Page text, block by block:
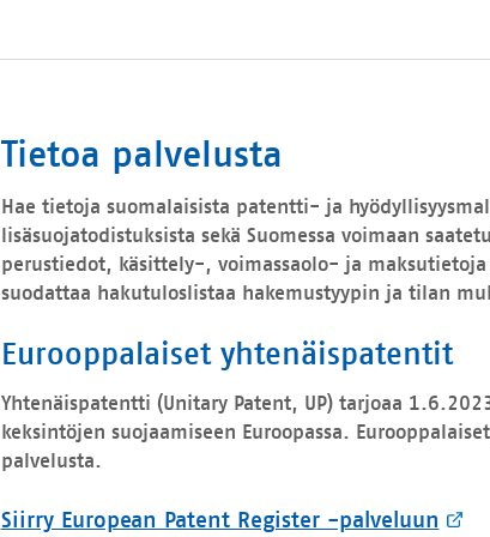
Tietoa palvelusta
Hae tietoja suomalaisista patentti- ja
lisäsuojatodistuksista sekä Suomessa voimaan
perustiedot, käsittely-, voimassaolo- ja
suodattaa hakutuloslistaa hakemustyypin ja tilan
Eurooppalaiset yhtenäispatentit
Yhtenäispatentti (Unitary Patent, UP) tarjoaa
keksintöjen suojaamiseen Euroopassa.
palvelusta.
Siirry European Patent Register -palveluun